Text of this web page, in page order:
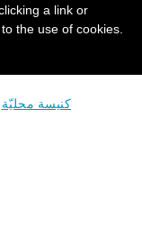
كنيسة محليّة
a link or
the use of cookies.